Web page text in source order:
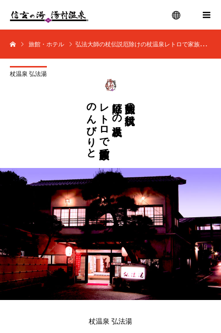
menu
旅館・ホテル 弘法大師の杖伝説厄除けの杖温泉レトロで家族的旅館でのんびりと
杖温泉 弘法湯
弘法大師の杖伝説
厄除けの杖温泉
レトロで家族的旅館で
のんびりと
杖温泉 弘法湯